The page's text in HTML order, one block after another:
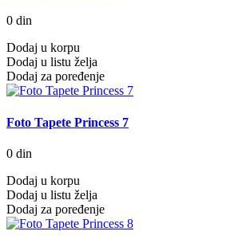
0 din
Dodaj u korpu
Dodaj u listu želja
Dodaj za poređenje
Foto Tapete Princess 7
0 din
Dodaj u korpu
Dodaj u listu želja
Dodaj za poređenje